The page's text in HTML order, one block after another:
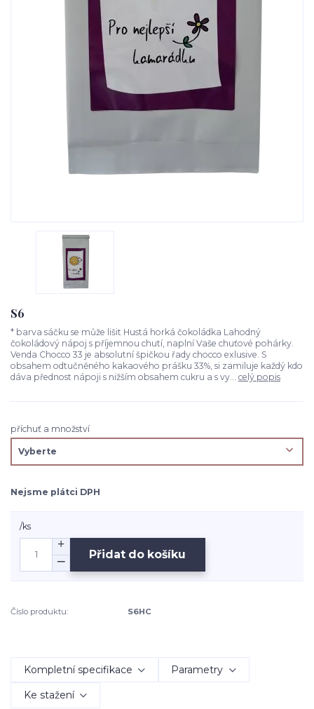
S6
* barva sáčku se může lišit Hustá horká čokoládka Lahodný
čokoládový nápoj s příjemnou chutí, naplní Vaše chuťové pohárky.
Venda Chocco 33 je absolutní špičkou řady chocco exlusive. S
obsahem odtučněného kakaového prášku 33%, si zamiluje každý kdo
dáva přednost nápoji s nižším obsahem cukru a s vy... celý popis
příchuť a množství
Nejsme plátci DPH
/ks
Přidat do košíku
Číslo produktu: S6HC
Kompletní specifikace Parametry
Ke stažení